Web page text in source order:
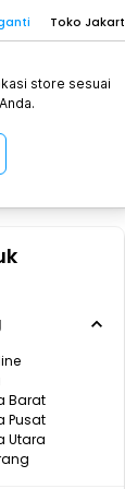
Toko
Toko
Toko Cikupa
Pick n Go
Pick n Go
Toko
Toko
Aki
Barat
Pusat
Utara
store sesuai